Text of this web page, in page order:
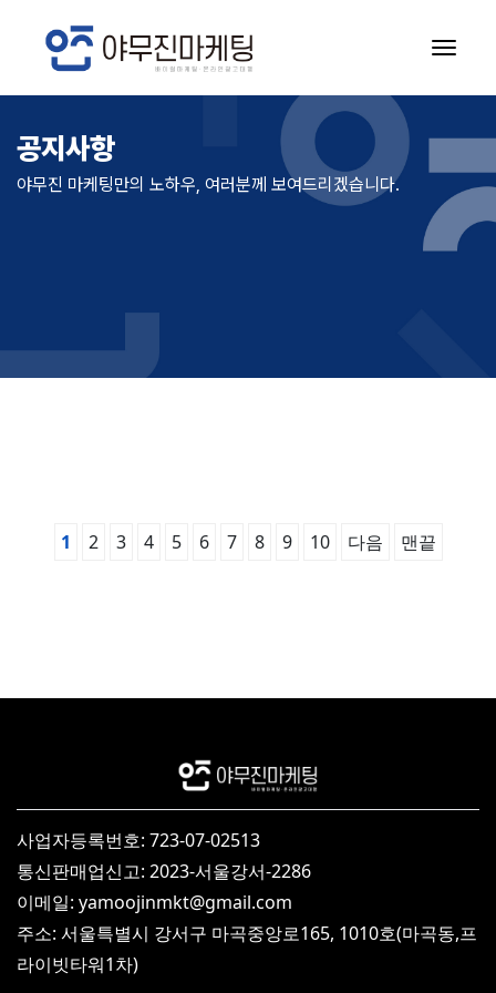
공지사항
공지사항
야무진 마케팅만의 노하우, 여러분께 보여드리겠습니다.
1 2 3 4 5 6 7 8 9 10 다음 맨끝
사업자등록번호: 723-07-02513
통신판매업신고: 2023-서울강서-2286
이메일: yamoojinmkt@gmail.com
주소: 서울특별시 강서구 마곡중앙로165, 1010호(마곡동,프
라이빗타워1차)